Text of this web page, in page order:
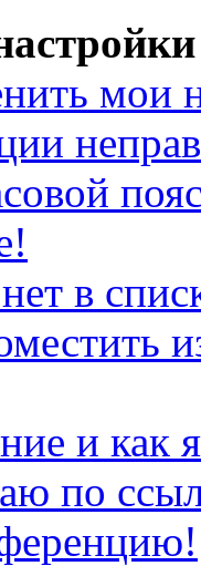
мои
в
и как
по